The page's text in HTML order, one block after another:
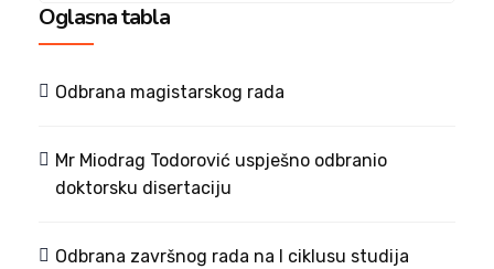
Oglasna tabla
Odbrana magistarskog rada
Mr Miodrag Todorović uspješno odbranio
doktorsku disertaciju
Odbrana završnog rada na I ciklusu studija